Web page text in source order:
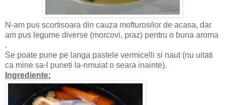
N-am pus scortisoara din cauza mofturosilor de acasa, dar
am pus legume diverse (morcovi, praz) pentru o buna aroma
.
Se poate pune pe langa pastele vermicelli si naut (nu uitati
ca mine sa-l puneti la-nmuiat o seara inainte).
Ingrediente: